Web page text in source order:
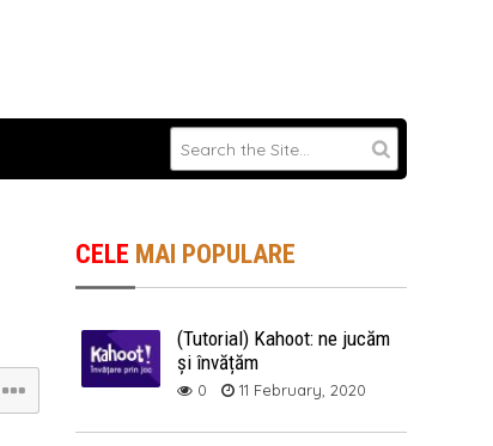
CELE MAI POPULARE
(Tutorial) Kahoot: ne jucăm
și învățăm
0 11 February, 2020